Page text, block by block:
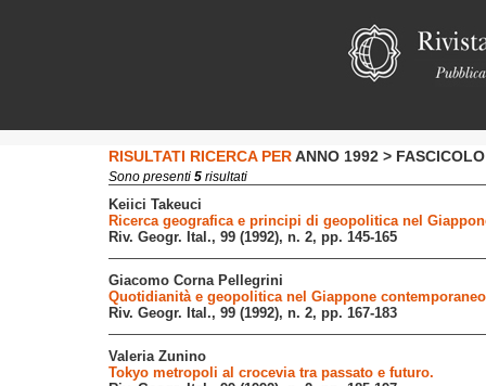
RISULTATI RICERCA PERANNO 1992 >
Sono presenti 5 risultati
Keiici Takeuci
Ricerca geografica e principi di geopolitica nel
Riv. Geogr. Ital., 99 (1992), n. 2, pp. 145-165
Giacomo Corna Pellegrini
Quotidianità e geopolitica nel Giappone
Riv. Geogr. Ital., 99 (1992), n. 2, pp. 167-183
Valeria Zunino
Tokyo metropoli al crocevia tra passato e futuro.